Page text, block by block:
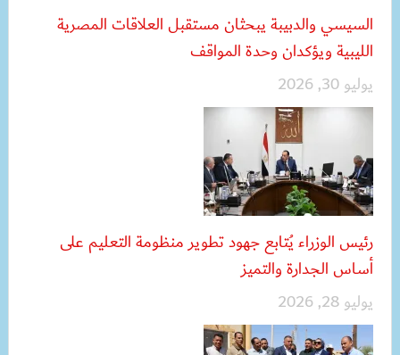
السيسي والدبيبة يبحثان مستقبل العلاقات المصرية
الليبية ويؤكدان وحدة المواقف
يوليو 30, 2026
رئيس الوزراء يُتابع جهود تطوير منظومة التعليم على
أساس الجدارة والتميز
يوليو 28, 2026